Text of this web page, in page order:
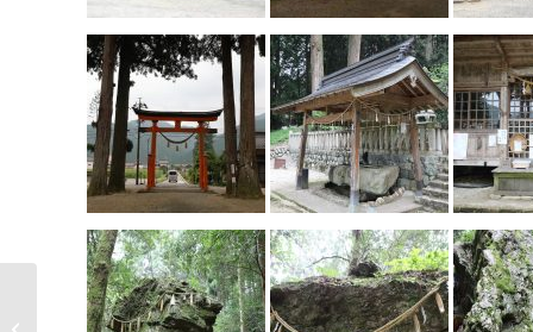
県指定民俗文化財勝山